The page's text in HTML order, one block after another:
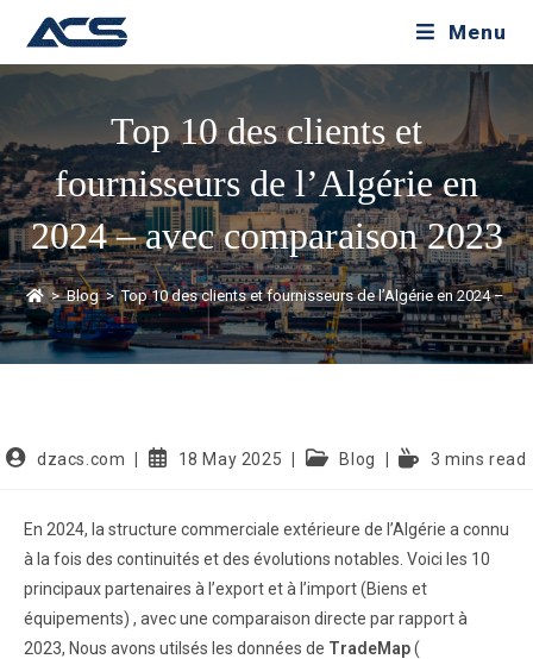
Menu
Top 10 des clients et
fournisseurs de l’Algérie en
2024 – avec comparaison 2023
> Blog > Top 10 des clients et fournisseurs de l’Algérie en 2024 –
dzacs.com 18 May 2025 Blog 3 mins read
En 2024, la structure commerciale extérieure de l’Algérie a connu
à la fois des continuités et des évolutions notables. Voici les 10
principaux partenaires à l’export et à l’import (Biens et
équipements) , avec une comparaison directe par rapport à
2023, Nous avons utilsés les données de TradeMap(